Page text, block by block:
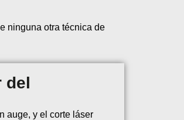
ninguna otra técnica de
del
auge, y el corte láser